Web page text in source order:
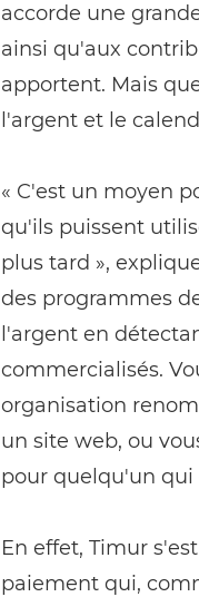
accorde une
ainsi qu'aux
apportent. Mais
l'argent et le
« C'est un moyen
qu'ils puissent
plus tard »,
des programmes
l'argent en
commercialisés.
organisation
un site web, ou
pour quelqu'un qui
En effet, Timur
paiement qui,